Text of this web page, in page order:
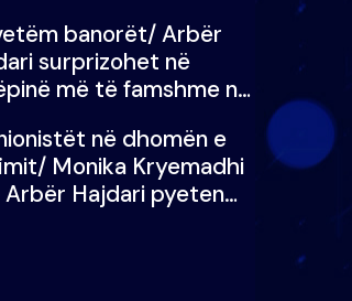
ta çoja luftën time deri
banorët/ Arbër
surprizohet në
më të famshme në
e tijnë dhomën e
Monika Kryemadhi
Hajdari pyeten